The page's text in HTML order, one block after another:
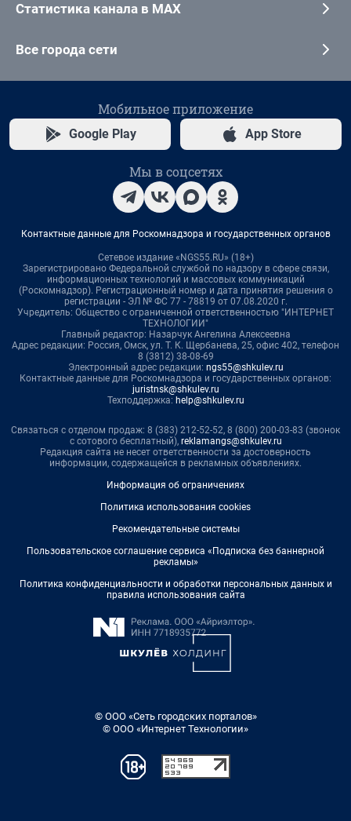
Статистика канала в MAX
Все города сети
Мобильное приложение
Google Play App Store
Мы в соцсетях
Контактные данные для Роскомнадзора и государственных органов
Сетевое издание «NGS55.RU» (18+)
Зарегистрировано Федеральной службой по надзору в сфере связи,
информационных технологий и массовых коммуникаций
(Роскомнадзор). Регистрационный номер и дата принятия решения о
регистрации - ЭЛ № ФС 77 - 78819 от 07.08.2020 г.
Учредитель: Общество с ограниченной ответственностью "ИНТЕРНЕТ
ТЕХНОЛОГИИ"
Главный редактор: Назарчук Ангелина Алексеевна
Адрес редакции: Россия, Омск, ул. Т. К. Щербанева, 25, офис 402, телефон
8 (3812) 38-08-69
Электронный адрес редакции: ngs55@shkulev.ru
Контактные данные для Роскомнадзора и государственных органов:
juristnsk@shkulev.ru
Техподдержка: help@shkulev.ru
Связаться с отделом продаж: 8 (383) 212-52-52, 8 (800) 200-03-83 (звонок
с сотового бесплатный), reklamangs@shkulev.ru
Редакция сайта не несет ответственности за достоверность
информации, содержащейся в рекламных объявлениях.
Информация об ограничениях
Политика использования cookies
Рекомендательные системы
Пользовательское соглашение сервиса «Подписка без баннерной
рекламы»
Политика конфиденциальности и обработки персональных данных и
правила использования сайта
© ООО «Сеть городских порталов»
© ООО «Интернет Технологии»